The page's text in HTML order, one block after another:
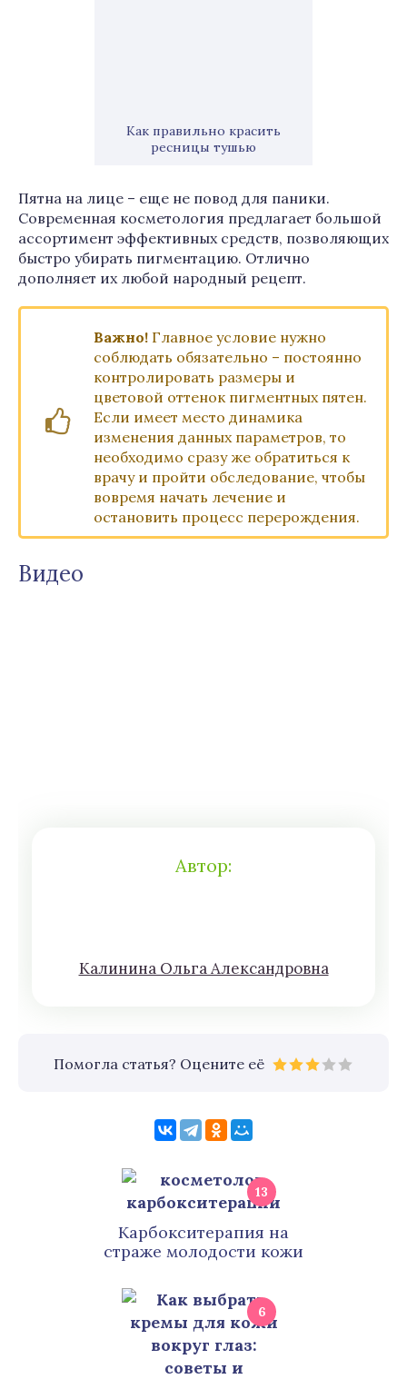
Как правильно красить
ресницы тушью
Пятна на лице – еще не повод для паники.
Современная косметология предлагает большой
ассортимент эффективных средств, позволяющих
быстро убирать пигментацию. Отлично
дополняет их любой народный рецепт.
Важно! Главное условие нужно
соблюдать обязательно – постоянно
контролировать размеры и
цветовой оттенок пигментных пятен.
Если имеет место динамика
изменения данных параметров, то
необходимо сразу же обратиться к
врачу и пройти обследование, чтобы
вовремя начать лечение и
остановить процесс перерождения.
Видео
Автор:
Кaлининa Oльгa Aлексaндровна
Помогла статья? Оцените её
13
Карбокситерапия на
страже молодости кожи
6